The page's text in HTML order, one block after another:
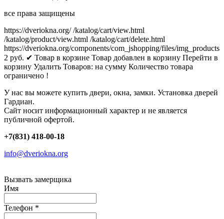
все права защищены
https://dveriokna.org/ /katalog/cart/view.html
/katalog/product/view.html /katalog/cart/delete.html
https://dveriokna.org/components/com_jshopping/files/img_products
2 руб. ✔ Товар в корзине Товар добавлен в корзину Перейти в
корзину Удалить Товаров: на сумму Количество товара
ограничено !
У нас вы можете купить двери, окна, замки. Установка дверей
Гардиан.
Сайт носит информационный характер и не является
публичной офертой.
+7(831) 418-00-18
info@dveriokna.org
Вызвать замерщика
Имя
Телефон *